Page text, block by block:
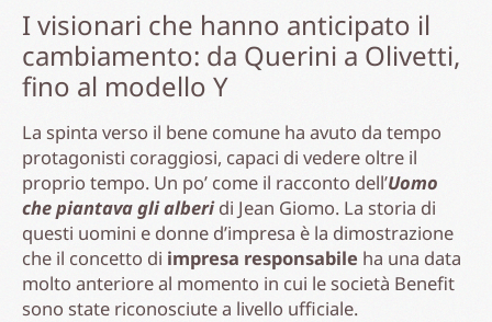
I visionari che hanno anticipato il
cambiamento: da Querini a Olivetti,
fino al modello Y
La spinta verso il bene comune ha avuto da tempo
protagonisti coraggiosi, capaci di vedere oltre il
proprio tempo. Un po’ come il racconto dell’Uomo
che piantava gli alberi di Jean Giomo. La storia di
questi uomini e donne d’impresa è la dimostrazione
che il concetto di impresa responsabile ha una data
molto anteriore al momento in cui le società Benefit
sono state riconosciute a livello ufficiale.